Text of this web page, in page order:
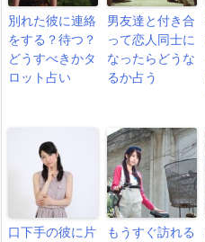
別れた彼に連絡
をする？待つ？
どうすべきかタ
ロット占い
男友達と付き合
って恋人同士に
なったらどうな
るか占う
口下手の彼に片 もうすぐ訪れる